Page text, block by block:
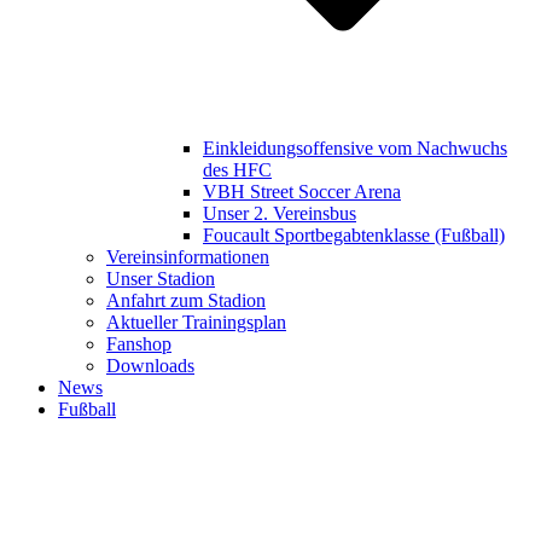
Einkleidungsoffensive vom Nachwuchs
des HFC
VBH Street Soccer Arena
Unser 2. Vereinsbus
Foucault Sportbegabtenklasse (Fußball)
Vereinsinformationen
Unser Stadion
Anfahrt zum Stadion
Aktueller Trainingsplan
Fanshop
Downloads
News
Fußball